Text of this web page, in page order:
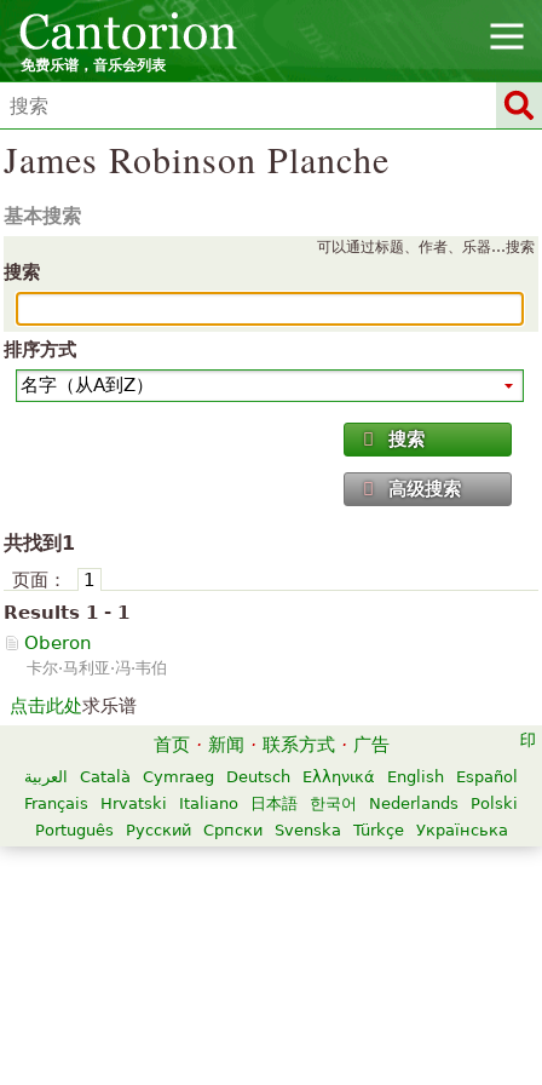
免费乐谱，音乐会列表
James Robinson Planche
基本搜索
可以通过标题、作者、乐器…搜索
搜索
排序方式
搜索
高级搜索
共找到1
页面：
1
Results 1 - 1
Oberon
卡尔·马利亚·冯·韦伯
点击此处求乐谱
首页 · 新闻 · 联系方式 · 广告
العربية Català Cymraeg Deutsch Ελληνικά English
Español
Français
Hrvatski Italiano 日本語 한국어 Nederlands
Polski
Português
Русский Српски Svenska Türkçe Українська